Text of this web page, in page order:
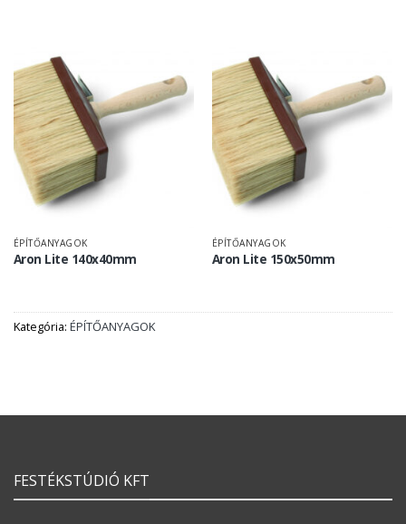
ÉPÍTŐANYAGOK
Aron Lite 140x40mm
ÉPÍTŐANYAGOK
Aron Lite 150x50mm
Kategória: ÉPÍTŐANYAGOK
FESTÉKSTÚDIÓ KFT